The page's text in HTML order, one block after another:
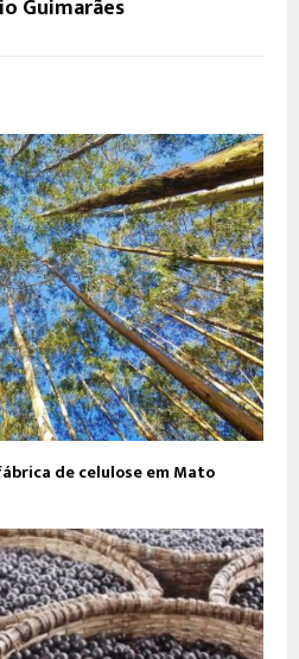
Guimarães
de celulose em Mato